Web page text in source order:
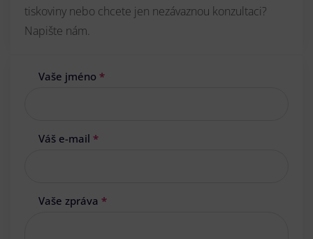
tiskoviny nebo chcete jen nezávaznou konzultaci?
Napište nám.
Vaše jméno *
Váš e-mail *
Vaše zpráva *